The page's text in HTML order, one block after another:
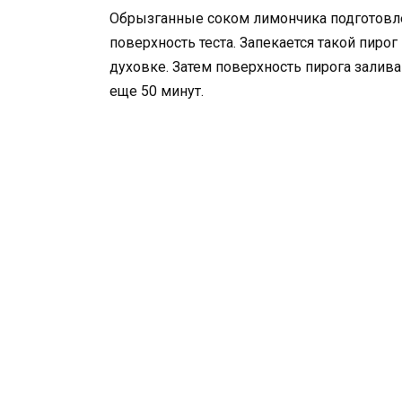
Обрызганные соком лимончика
поверхность теста. Запекается такой
духовке. Затем поверхность пирога
еще 50 минут.